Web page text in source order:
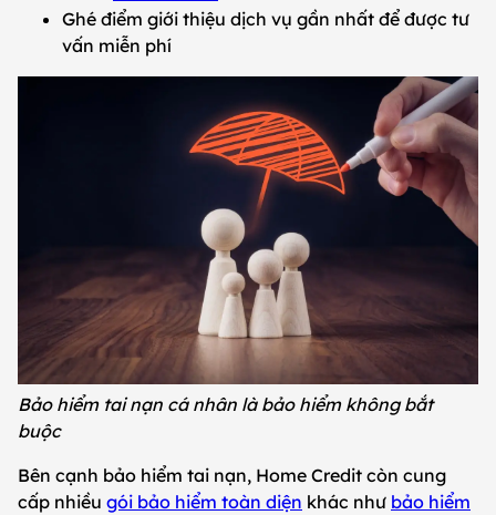
Ghé điểm giới thiệu dịch vụ gần nhất để được tư
vấn miễn phí
Bảo hiểm tai nạn cá nhân là bảo hiểm không bắt
buộc
Bên cạnh bảo hiểm tai nạn, Home Credit còn cung
cấp nhiều gói bảo hiểm toàn diện khác như bảo hiểm